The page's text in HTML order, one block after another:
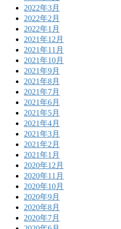
2022年3月
2022年2月
2022年1月
2021年12月
2021年11月
2021年10月
2021年9月
2021年8月
2021年7月
2021年6月
2021年5月
2021年4月
2021年3月
2021年2月
2021年1月
2020年12月
2020年11月
2020年10月
2020年9月
2020年8月
2020年7月